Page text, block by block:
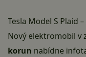
Tesla Model S Plaid
Nový elektromobil v
korun nabídne